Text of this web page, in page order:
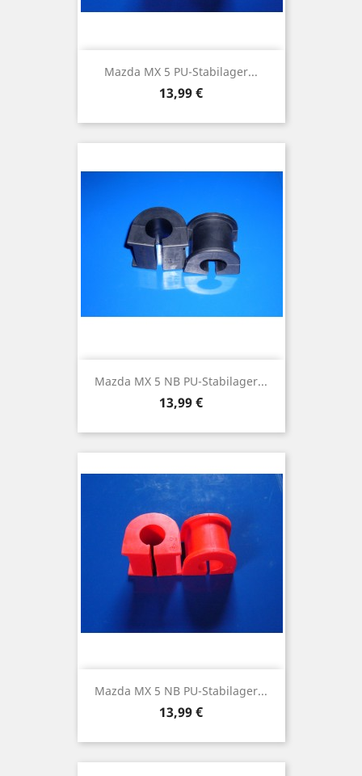
Mazda MX 5 PU-Stabilager...
Preis
13,99 €
Mazda MX 5 NB PU-Stabilager...
Preis
13,99 €
Mazda MX 5 NB PU-Stabilager...
Preis
13,99 €